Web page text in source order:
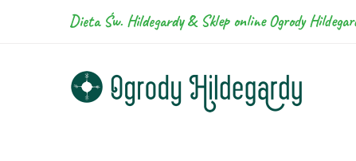
Dieta Św. Hildegardy & Sklep online Ogrody